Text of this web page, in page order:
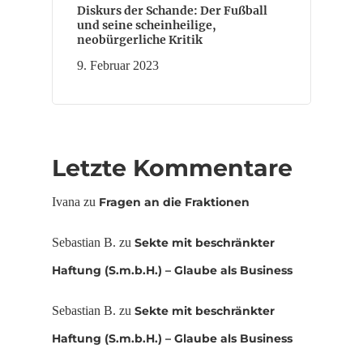
Diskurs der Schande: Der Fußball
und seine scheinheilige,
neobürgerliche Kritik
9. Februar 2023
Letzte Kommentare
Ivana zu Fragen an die Fraktionen
Sebastian B. zu Sekte mit beschränkter
Haftung (S.m.b.H.) – Glaube als Business
Sebastian B. zu Sekte mit beschränkter
Haftung (S.m.b.H.) – Glaube als Business